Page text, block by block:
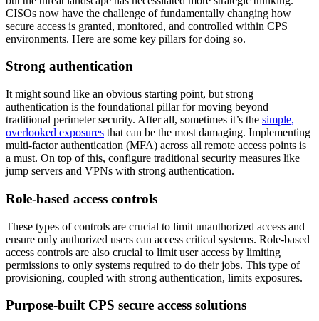
CISOs now have the challenge of fundamentally changing how
secure access is granted, monitored, and controlled within CPS
environments. Here are some key pillars for doing so.
Strong authentication
It might sound like an obvious starting point, but strong
authentication is the foundational pillar for moving beyond
traditional perimeter security. After all, sometimes it’s the simple,
overlooked exposures that can be the most damaging. Implementing
multi-factor authentication (MFA) across all remote access points is
a must. On top of this, configure traditional security measures like
jump servers and VPNs with strong authentication.
Role-based access controls
These types of controls are crucial to limit unauthorized access and
ensure only authorized users can access critical systems. Role-based
access controls are also crucial to limit user access by limiting
permissions to only systems required to do their jobs. This type of
provisioning, coupled with strong authentication, limits exposures.
Purpose-built CPS secure access solutions